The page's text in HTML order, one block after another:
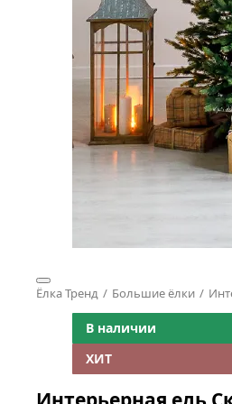
Ёлка Тренд Большие ёлки
В наличии
ХИТ